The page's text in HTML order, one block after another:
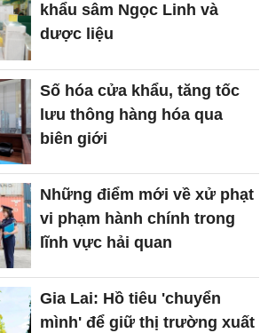
khẩu sâm Ngọc Linh và
dược liệu
Số hóa cửa khẩu, tăng tốc
lưu thông hàng hóa qua
biên giới
Những điểm mới về xử phạt
vi phạm hành chính trong
lĩnh vực hải quan
Gia Lai: Hồ tiêu 'chuyển
mình' để giữ thị trường xuất